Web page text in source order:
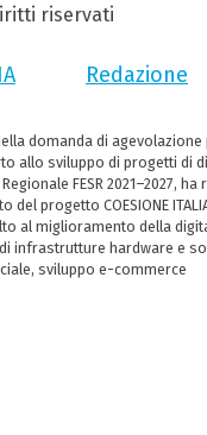
riservati
Redazione
della domanda di
allo sviluppo di progetti di
FESR 2021–2027,
del progetto COESIONE
al miglioramento della
infrastrutture hardware e
sviluppo e-commerce